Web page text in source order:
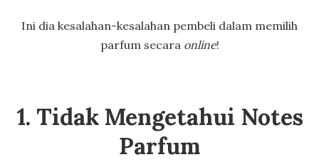
Ini dia kesalahan-kesalahan pembeli dalam memilih
parfum secara online!
1. Tidak Mengetahui Notes
Parfum